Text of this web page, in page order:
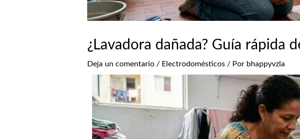
¿Lavadora dañada? Guía rápida
Deja un comentario / Electrodomésticos/ Por bhappyvzla